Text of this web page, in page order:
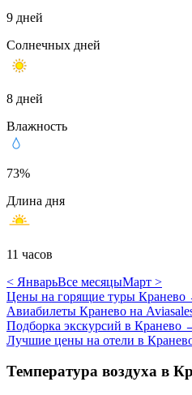
9 дней
Солнечных дней
8 дней
Влажность
73%
Длина дня
11 часов
< ЯнварьВсе месяцыМарт >
Цены на горящие туры Кранево
Авиабилеты Кранево на
Подборка экскурсий в Кранево
Лучшие цены на отели в
Температура воздуха в